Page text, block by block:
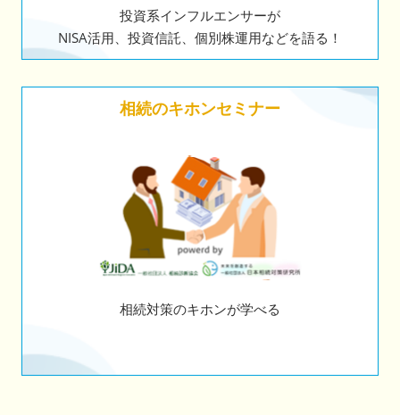
投資系インフルエンサーが
NISA活用、投資信託、個別株運用などを語る！
相続のキホンセミナー
相続対策のキホンが学べる